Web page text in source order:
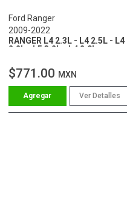
Ford Ranger
2009-2022
RANGER L4 2.3L - L4 2.5L - L4
2.2L - L5 3.2L - L4 2.0L
$771.00 MXN
Ver Detalles